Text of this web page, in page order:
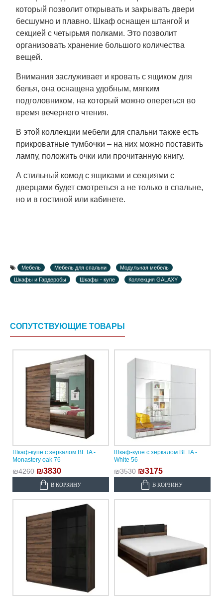
который позволит открывать и закрывать двери
бесшумно и плавно. Шкаф оснащен штангой и
секцией с четырьмя полками. Это позволит
организовать хранение большого количества
вещей.
Внимания заслуживает и кровать с ящиком для
белья, она оснащена удобным, мягким
подголовником, на который можно опереться во
время вечернего чтения.
В этой коллекции мебели для спальни также есть
прикроватные тумбочки – на них можно поставить
лампу, положить очки или прочитанную книгу.
А стильный комод с ящиками и секциями с
дверцами будет смотреться а не только в спальне,
но и в гостиной или кабинете.
Мебель Мебель для спальни
Модульная мебель
Шкафы и Гардеробы
Шкафы - купе Коллекция GALAXY
СОПУТСТВУЮЩИЕ ТОВАРЫ
Шкаф-купе с зеркалом BETA -
Monastery oak 76
₪4260 ₪3830
В КОРЗИНУ
Шкаф-купе с зеркалом BETA -
White 56
₪3530 ₪3175
В КОРЗИНУ